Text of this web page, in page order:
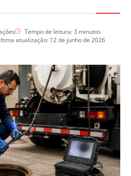
Tempo de leitura: 3 minutos
atualização: 12 de junho de 2026